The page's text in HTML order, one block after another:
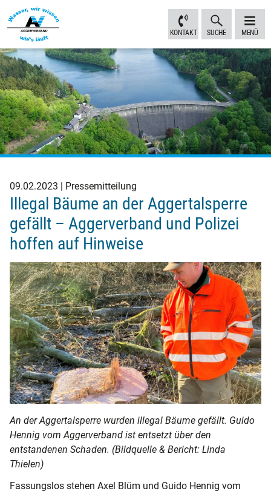
Sprungmarken
Inhalt
anspringen
Navigation
anspringen
Fußbereich
anspringen
KONTAKT SUCHE MENÜ
09.02.2023 Pressemitteilung
Illegal Bäume an der Aggertalsperre
gefällt – Aggerverband und Polizei
hoffen auf Hinweise
An der Aggertalsperre wurden illegal Bäume gefällt. Guido
Hennig vom Aggerverband ist entsetzt über den
entstandenen Schaden. (Bildquelle & Bericht: Linda
Thielen)
Fassungslos stehen Axel Blüm und Guido Hennig vom